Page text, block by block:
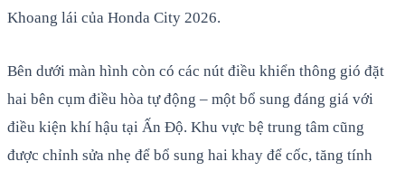
Khoang lái của Honda City 2026.
Bên dưới màn hình còn có các nút điều khiển thông gió đặt
hai bên cụm điều hòa tự động – một bổ sung đáng giá với
điều kiện khí hậu tại Ấn Độ. Khu vực bệ trung tâm cũng
được chỉnh sửa nhẹ để bổ sung hai khay để cốc, tăng tính